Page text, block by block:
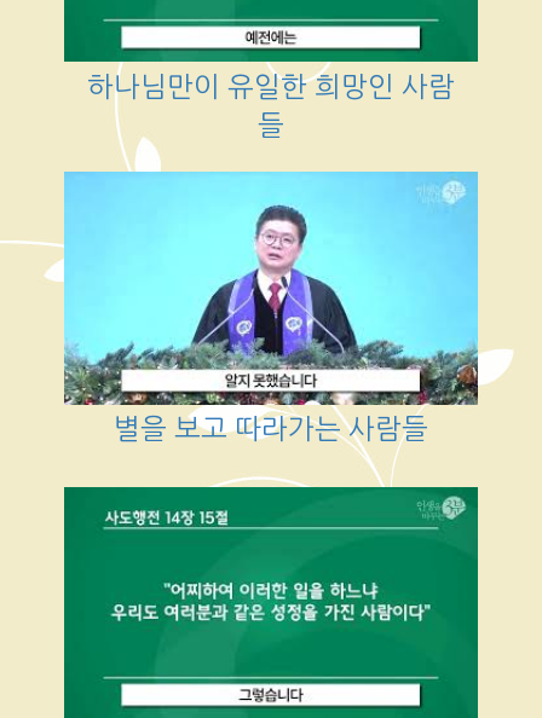
하나님만이 유일한 희망인 사람
들
별을 보고 따라가는 사람들